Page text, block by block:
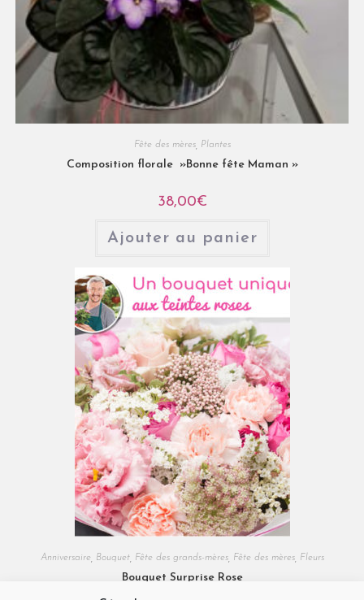
Fête des mères, Plantes
Composition florale »Bonne fête Maman »
38,00€
Ajouter au panier
Anniversaire, Bouquet, Fête des grands-mères, Fête des mères, Fleurs
Bouquet Surprise Rose